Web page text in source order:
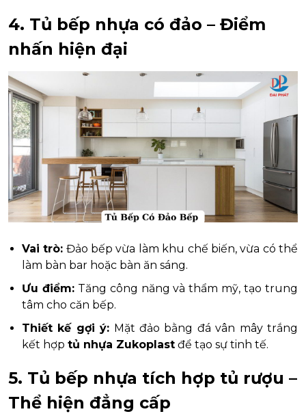
4. Tủ bếp nhựa có đảo – Điểm
nhấn hiện đại
Vai trò: Đảo bếp vừa làm khu chế biến, vừa có thể
làm bàn bar hoặc bàn ăn sáng.
Ưu điểm:Tăng công năng và thẩm mỹ, tạo trung
tâm cho căn bếp.
Thiết kế gợi ý: Mặt đảo bằng đá vân mây trắng
kết hợp tủ nhựa Zukoplast để tạo sự tinh tế.
5. Tủ bếp nhựa tích hợp tủ rượu –
Thể hiện đẳng cấp